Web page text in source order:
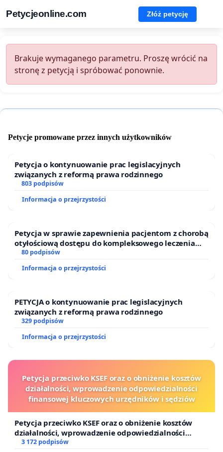
Petycjeonline.com Złóż petycję
Brakuje wymaganego parametru. Proszę wrócić na
stronę z petycją i spróbować ponownie.
Petycje promowane przez innych użytkowników
Petycja o kontynuowanie prac legislacyjnych
związanych z reformą prawa rodzinnego
803 podpisów
Informacja o przejrzystości
Petycja w sprawie zapewnienia pacjentom z chorobą
otyłościową dostępu do kompleksowego leczenia
oraz programów profilaktycznych.
80 podpisów
Informacja o przejrzystości
PETYCJA o kontynuowanie prac legislacyjnych
związanych z reformą prawa rodzinnego
329 podpisów
Informacja o przejrzystości
Petycja przeciwko KSEF oraz o obniżenie kosztów
działalności, wprowadzenie odpowiedzialności
finansowej kluczowych urzędników i sędziów
Petycja przeciwko KSEF oraz o obniżenie kosztów
działalności, wprowadzenie odpowiedzialności
finansowej kluczowych urzędników i sędziów
3 172 podpisów